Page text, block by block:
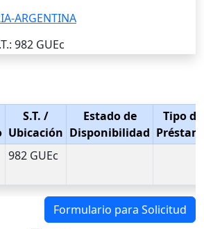
ARGENTINA
: 982 GUEc
S.T. /
Ubicación
Estado de
Disponibilidad
Tipo de
982 GUEc
Formulario para Solicitud